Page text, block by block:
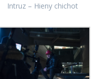
Intruz – Hieny chichot